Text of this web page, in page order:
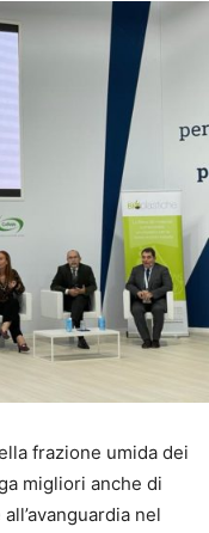
frazione umida dei
migliori anche di
nel